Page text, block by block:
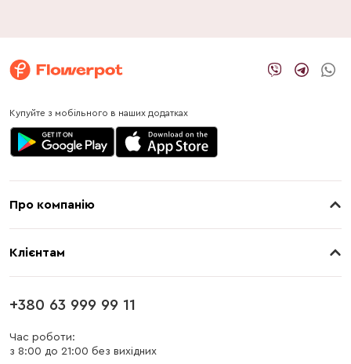
Купуйте з мобільного в наших додатках
Про компанію
Клієнтам
Оплата
Блог
+380 63 999 99 11
Час роботи:
з 8:00 до 21:00 без вихідних